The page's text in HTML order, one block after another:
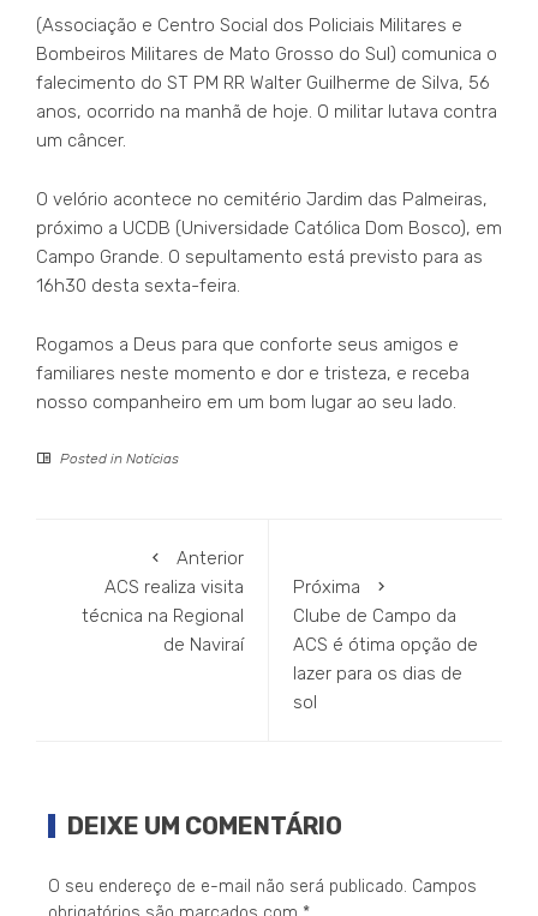
(Associação e Centro Social dos Policiais Militares e
Bombeiros Militares de Mato Grosso do Sul) comunica o
falecimento do ST PM RR Walter Guilherme de Silva, 56
anos, ocorrido na manhã de hoje. O militar lutava contra
um câncer.
O velório acontece no cemitério Jardim das Palmeiras,
próximo a UCDB (Universidade Católica Dom Bosco), em
Campo Grande. O sepultamento está previsto para as
16h30 desta sexta-feira.
Rogamos a Deus para que conforte seus amigos e
familiares neste momento e dor e tristeza, e receba
nosso companheiro em um bom lugar ao seu lado.
Posted in Notícias
Anterior
ACS realiza visita
técnica na Regional
de Naviraí
Próxima
Clube de Campo da
ACS é ótima opção de
lazer para os dias de
sol
DEIXE UM COMENTÁRIO
O seu endereço de e-mail não será publicado. Campos